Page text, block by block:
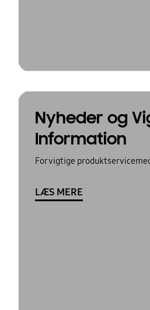
Nyheder og
Information
For vigtige
LÆS MERE